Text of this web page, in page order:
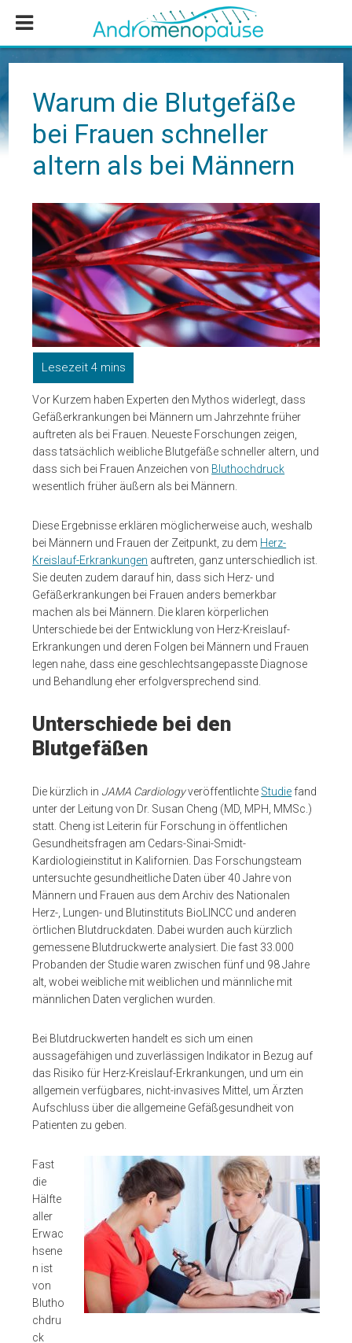
Inhalt
springen
Seitenspalte
springen
Fußzeile
springen
Warum die Blutgefäße
bei Frauen schneller
altern als bei Männern
Vor Kurzem haben Experten den Mythos widerlegt, dass
Gefäßerkrankungen bei Männern um Jahrzehnte früher
auftreten als bei Frauen. Neueste Forschungen zeigen,
dass tatsächlich weibliche Blutgefäße schneller altern, und
dass sich bei Frauen Anzeichen von Bluthochdruck
wesentlich früher äußern als bei Männern.
Diese Ergebnisse erklären möglicherweise auch, weshalb
bei Männern und Frauen der Zeitpunkt, zu dem Herz-
Kreislauf-Erkrankungen auftreten, ganz unterschiedlich ist.
Sie deuten zudem darauf hin, dass sich Herz- und
Gefäßerkrankungen bei Frauen anders bemerkbar
machen als bei Männern. Die klaren körperlichen
Unterschiede bei der Entwicklung von Herz-Kreislauf-
Erkrankungen und deren Folgen bei Männern und Frauen
legen nahe, dass eine geschlechtsangepasste Diagnose
und Behandlung eher erfolgversprechend sind.
Unterschiede bei den
Blutgefäßen
Die kürzlich in JAMA Cardiologyveröffentlichte Studie fand
unter der Leitung von Dr. Susan Cheng (MD, MPH, MMSc.)
statt. Cheng ist Leiterin für Forschung in öffentlichen
Gesundheitsfragen am Cedars-Sinai-Smidt-
Kardiologieinstitut in Kalifornien. Das Forschungsteam
untersuchte gesundheitliche Daten über 40 Jahre von
Männern und Frauen aus dem Archiv des Nationalen
Herz-, Lungen- und Blutinstituts BioLINCC und anderen
örtlichen Blutdruckdaten. Dabei wurden auch kürzlich
gemessene Blutdruckwerte analysiert. Die fast 33.000
Probanden der Studie waren zwischen fünf und 98 Jahre
alt, wobei weibliche mit weiblichen und männliche mit
männlichen Daten verglichen wurden.
Bei Blutdruckwerten handelt es sich um einen
aussagefähigen und zuverlässigen Indikator in Bezug auf
das Risiko für Herz-Kreislauf-Erkrankungen, und um ein
allgemein verfügbares, nicht-invasives Mittel, um Ärzten
Aufschluss über die allgemeine Gefäßgesundheit von
Patienten zu geben.
Fast
die
Hälfte
aller
Erwac
hsene
n ist
von
Blutho
chdru
ck